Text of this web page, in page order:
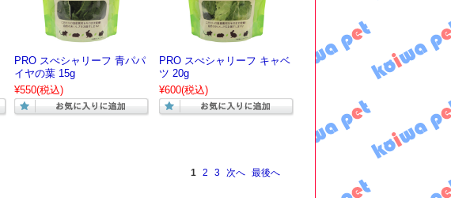
PRO スぺシャリーフ 青パパ
イヤの葉 15g
¥550(税込)
PRO スぺシャリーフ キャベ
ツ 20g
¥600(税込)
1 2 3 次へ 最後へ